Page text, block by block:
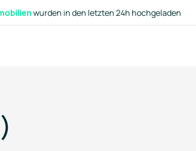
wurden in den letzten 24h hochgeladen